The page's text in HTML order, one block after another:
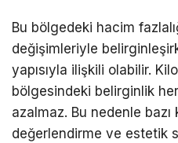
Bu bölgedeki hacim
değişimleriyle
yapısıyla ilişkili olabilir.
bölgesindeki belirginlik
azalmaz. Bu nedenle bazı
değerlendirme ve estetik